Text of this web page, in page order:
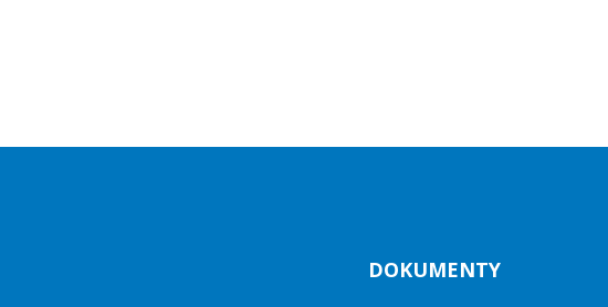
DOKUMENTY